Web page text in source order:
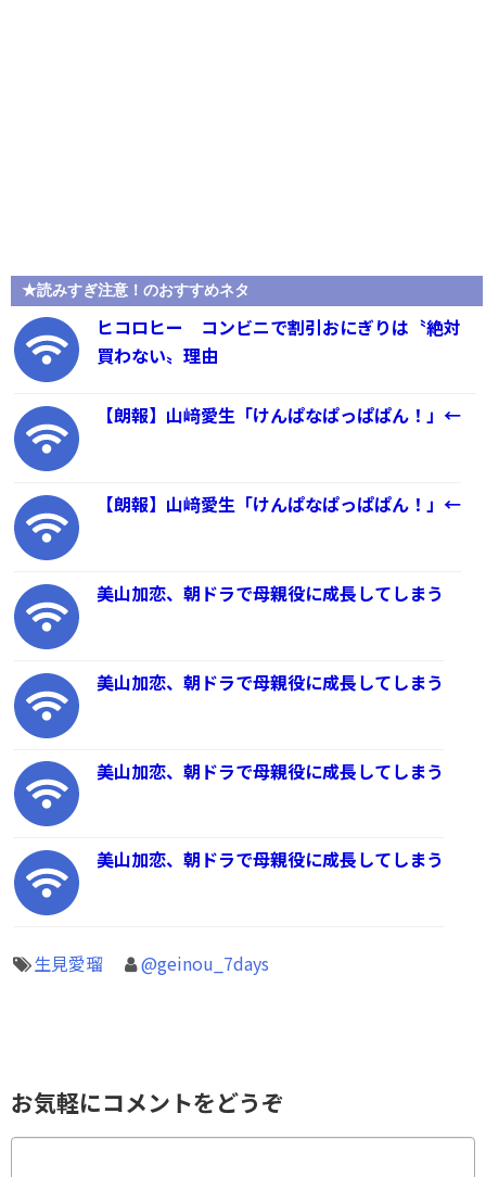
★読みすぎ注意！のおすすめネタ
ヒコロヒー コンビニで割引おにぎりは〝絶対
買わない〟理由
【朗報】山﨑愛生「けんぱなぱっぱぱん！」←
【朗報】山﨑愛生「けんぱなぱっぱぱん！」←
美山加恋、朝ドラで母親役に成長してしまう
美山加恋、朝ドラで母親役に成長してしまう
美山加恋、朝ドラで母親役に成長してしまう
美山加恋、朝ドラで母親役に成長してしまう
生見愛瑠 @geinou_7days
お気軽にコメントをどうぞ